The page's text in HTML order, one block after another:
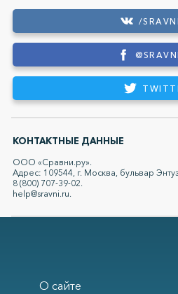
/
КОНТАКТНЫЕ ДАННЫЕ
ООО «Сравни.ру».
Адрес: 109544, г. Москва, бульвар
8 (800) 707-39-02.
help@sravni.ru.
О сайте